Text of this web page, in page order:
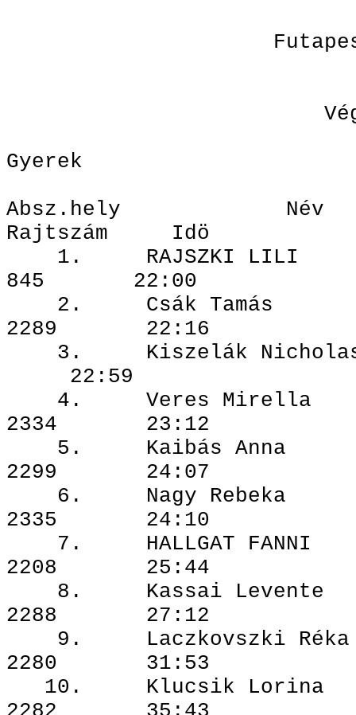
Futapest -
Gyerek
Absz.hely
Rajtszám Idö
1.
845 22:00
2. Csák
2289 22:16
3. Kiszelák
22:59
4. Veres
2334 23:12
5. Kaibás
2299 24:07
6. Nagy
2335 24:10
7.
2208 25:44
8. Kassai
2288 27:12
9.
2280 31:53
10. Klucsik